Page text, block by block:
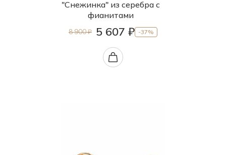
"Снежинка" из серебра с
фианитами
8 900 ₽ 5 607 ₽ -37%